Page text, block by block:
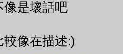
像是壞話吧
較像在描述:)